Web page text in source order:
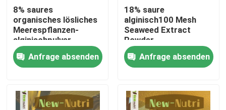
Saures organisches Humindüngemittel
Aminosäure-organisches Düngemittel
Stickstoff-organisches Düngemittel
Kalium-Humate-Düngemittel
8% saures
organisches lösliches
Meerespflanzen-
alginischpulver
Anfrage absenden
18% saure
alginisch100 Mesh
Seaweed Extract
Powder
Anfrage absenden